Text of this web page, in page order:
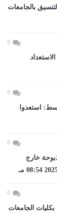
معامل التنسيق بالجامعات
0
0
استعدوا
0
لحوم مذبوحة خارج
0
بكليات الجامعات